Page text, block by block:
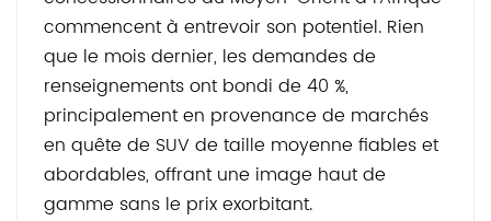
commencent à entrevoir son potentiel. Rien
que le mois dernier, les demandes de
renseignements ont bondi de 40 %,
principalement en provenance de marchés
en quête de SUV de taille moyenne fiables et
abordables, offrant une image haut de
gamme sans le prix exorbitant.